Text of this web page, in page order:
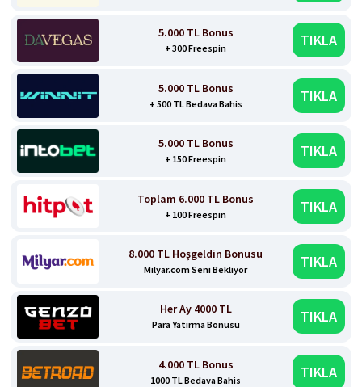
5.000 TL Bonus
+ 300 Freespin TIKLA
5.000 TL Bonus
+ 500 TL Bedava Bahis TIKLA
5.000 TL Bonus
+ 150 Freespin TIKLA
Toplam 6.000 TL Bonus
+ 100 Freespin TIKLA
8.000 TL Hoşgeldin Bonusu
Milyar.com Seni Bekliyor TIKLA
Her Ay 4000 TL
Para Yatırma Bonusu TIKLA
4.000 TL Bonus
1000 TL Bedava Bahis TIKLA